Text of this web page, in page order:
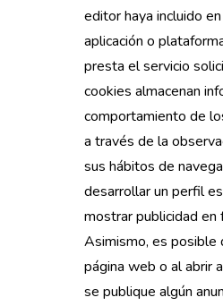
editor haya incluido
aplicación o
presta el servicio
cookies almacenan
comportamiento de
a través de la
sus hábitos de
desarrollar un perfil
mostrar publicidad en
Asimismo, es posible
página web o al abrir
se publique algún